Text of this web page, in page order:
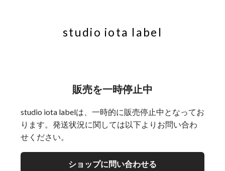
studio iota label
販売を一時停止中
studio iota labelは、一時的に販売停止中となってお
ります。発送状況に関しては以下よりお問い合わ
せください。
ショップに問い合わせる